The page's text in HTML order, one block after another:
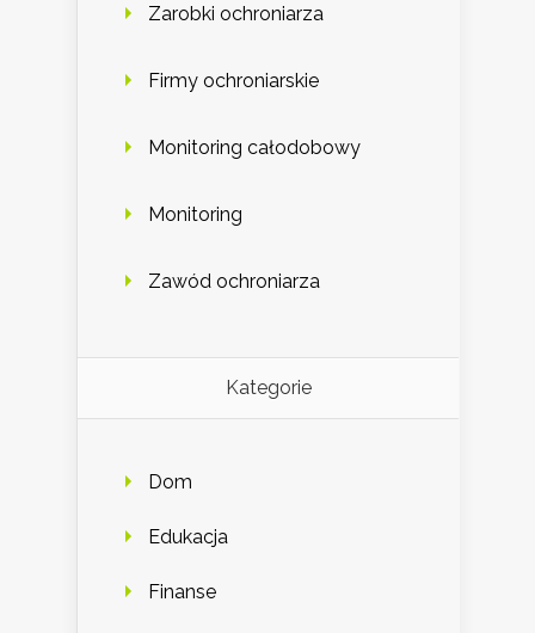
Zarobki ochroniarza
Firmy ochroniarskie
Monitoring całodobowy
Monitoring
Zawód ochroniarza
Kategorie
Dom
Edukacja
Finanse